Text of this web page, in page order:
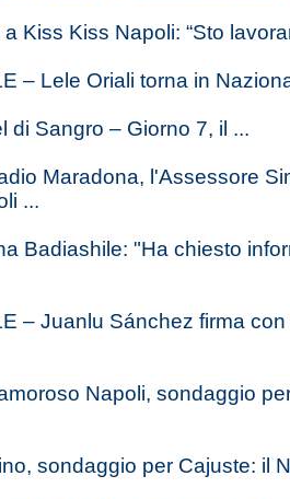
Kiss Kiss Napoli: “Sto
– Lele Oriali torna in
di Sangro – Giorno 7, il ...
Maradona, l'Assessore
...
Badiashile: "Ha chiesto
– Juanlu Sánchez firma con
Napoli, sondaggio
sondaggio per Cajuste: il